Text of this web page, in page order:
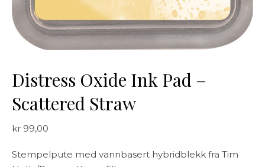
Distress Oxide Ink Pad –
Scattered Straw
kr 99,00
Stempelpute med vannbasert hybridblekk fra Tim